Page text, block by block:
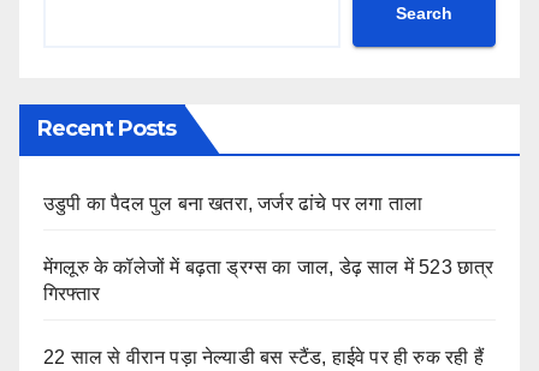
Search
Recent Posts
उडुपी का पैदल पुल बना खतरा, जर्जर ढांचे पर लगा ताला
मेंगलूरु के कॉलेजों में बढ़ता ड्रग्स का जाल, डेढ़ साल में 523 छात्र
गिरफ्तार
22 साल से वीरान पड़ा नेल्याडी बस स्टैंड, हाईवे पर ही रुक रही हैं